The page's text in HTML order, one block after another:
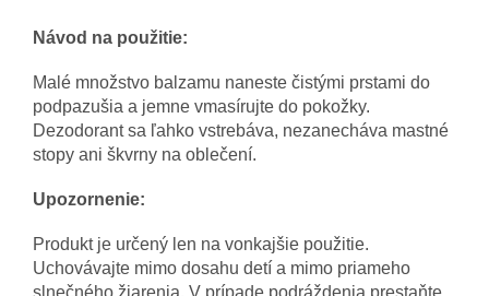
Návod na použitie:
Malé množstvo balzamu naneste čistými prstami do
podpazušia a jemne vmasírujte do pokožky.
Dezodorant sa ľahko vstrebáva, nezanecháva mastné
stopy ani škvrny na oblečení.
Upozornenie:
Produkt je určený len na vonkajšie použitie.
Uchovávajte mimo dosahu detí a mimo priameho